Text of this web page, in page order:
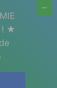
! ★